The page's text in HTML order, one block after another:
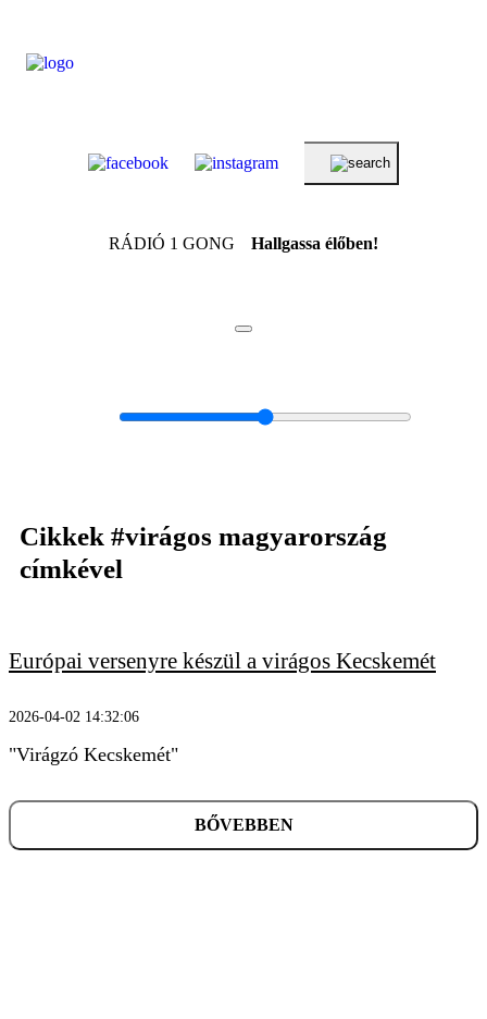
RÁDIÓ 1 GONG Hallgassa élőben!
Cikkek #virágos magyarország
címkével
Európai versenyre készül a virágos Kecskemét
2026-04-02 14:32:06
"Virágzó Kecskemét"
BŐVEBBEN